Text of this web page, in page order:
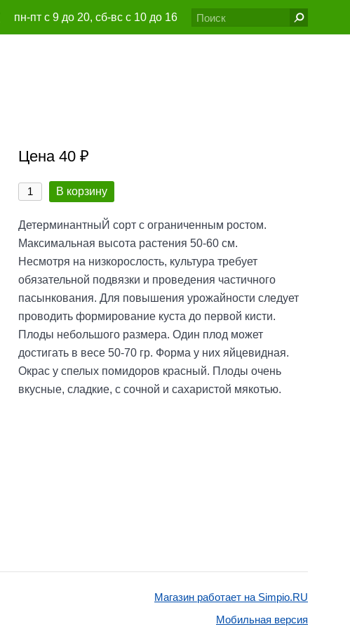
пн-пт с 9 до 20, сб-вс с 10 до 16
Цена 40 ₽
В корзину
ДетерминантныЙ сорт с ограниченным ростом.
Максимальная высота растения 50-60 см.
Несмотря на низкорослость, культура требует
обязательной подвязки и проведения частичного
пасынкования. Для повышения урожайности следует
проводить формирование куста до первой кисти.
Плоды небольшого размера. Один плод может
достигать в весе 50-70 гр. Форма у них яйцевидная.
Окрас у спелых помидоров красный. Плоды очень
вкусные, сладкие, с сочной и сахаристой мякотью.
Магазин работает на Simpio.RU
Мобильная версия